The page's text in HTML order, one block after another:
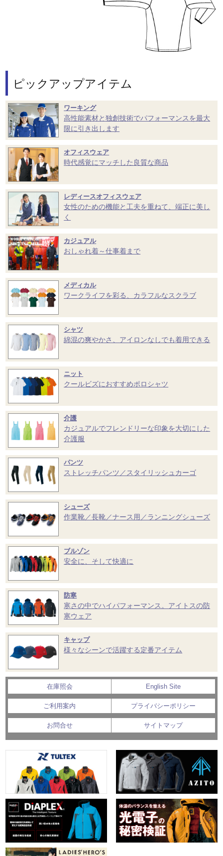
ピックアップアイテム
ワーキング
高性能素材と独創技術でパフォーマンスを最大
限に引き出します
オフィスウェア
時代感覚にマッチした良質な商品
レディースオフィスウェア
女性のための機能と工夫を重ねて、端正に美し
く
カジュアル
おしゃれ着～仕事着まで
メディカル
ワークライフを彩る、カラフルなスクラブ
シャツ
綿混の爽やかさ、アイロンなしでも着用できる
ニット
クールビズにおすすめポロシャツ
介護
カジュアルでフレンドリーな印象を大切にした
介護服
パンツ
ストレッチパンツ／スタイリッシュカーゴ
シューズ
作業靴／長靴／ナース用／ランニングシューズ
ブルゾン
安全に、そして快適に
防寒
寒さの中でハイパフォーマンス。アイトスの防
寒ウェア
キャップ
様々なシーンで活躍する定番アイテム
在庫照会 English Site
ご利用案内 プライバシーポリシー
お問合せ サイトマップ